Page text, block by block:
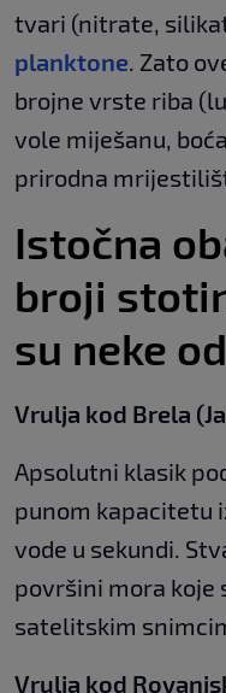
tvari (nitrate,
planktone . Zato
brojne vrste riba
vole miješanu,
prirodna
Istočna
broji
su neke
Vrulja kod Brela
Apsolutni klasik
punom kapacitetu
vode u sekundi.
površini mora koje
satelitskim
Vrulja kod